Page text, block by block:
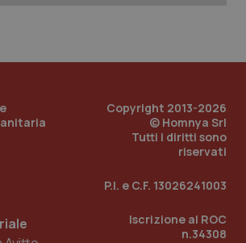
Copyright 2013-2026
© Homnya Srl
Tutti i diritti sono
riservati
P.I. e C.F. 13026241003
Iscrizione al ROC
n.34308